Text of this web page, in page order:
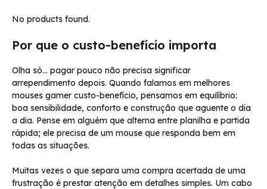
No products found.
Por que o custo-benefício importa
Olha só… pagar pouco não precisa significar
arrependimento depois. Quando falamos em melhores
mouses gamer custo-benefício, pensamos em equilíbrio:
boa sensibilidade, conforto e construção que aguente o dia
a dia. Pense em alguém que alterna entre planilha e partida
rápida; ele precisa de um mouse que responda bem em
todas as situações.
Muitas vezes o que separa uma compra acertada de uma
frustração é prestar atenção em detalhes simples. Um cabo